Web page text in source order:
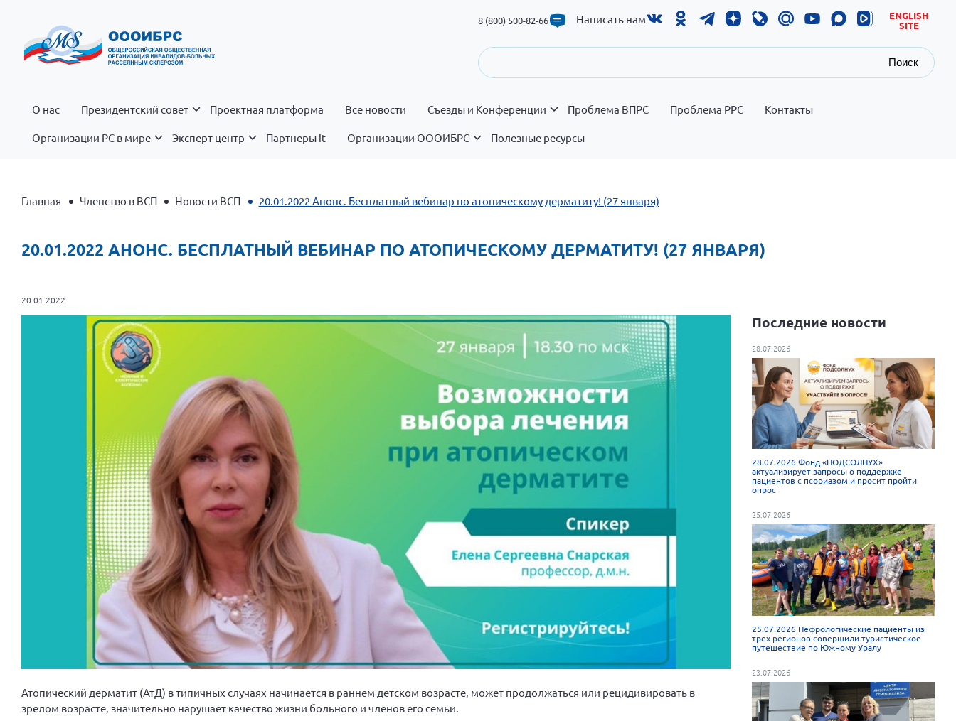
8 (800) 500-82-66 Написать нам
ENGLISH
SITE
Поиск
О нас Президентский совет Проектная платформа Все новости Съезды и Конференции Проблема ВПРС Проблема РРС Контакты
Организации РС в мире Эксперт центр Партнеры it Организации ОООИБРС Полезные ресурсы
Главная Членство в ВСП Новости ВСП 20.01.2022 Анонс. Бесплатный вебинар по атопическому дерматиту! (27 января)
20.01.2022 АНОНС. БЕСПЛАТНЫЙ ВЕБИНАР ПО АТОПИЧЕСКОМУ ДЕРМАТИТУ! (27 ЯНВАРЯ)
20.01.2022
Атопический дерматит (АтД) в типичных случаях начинается в раннем детском возрасте, может продолжаться или рецидивировать в
зрелом возрасте, значительно нарушает качество жизни больного и членов его семьи.
Последние новости
28.07.2026
28.07.2026 Фонд «ПОДСОЛНУХ»
актуализирует запросы о поддержке
пациентов с псориазом и просит пройти
опрос
25.07.2026
25.07.2026 Нефрологические пациенты из
трёх регионов совершили туристическое
путешествие по Южному Уралу
23.07.2026